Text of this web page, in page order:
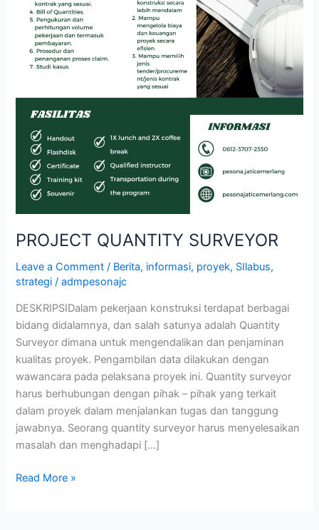
PROJECT QUANTITY SURVEYOR
Leave a Comment / Berita, informasi, proyek, SIlabus,
strategi /admpesonajc
DESKRIPSIDalam pekerjaan konstruksi terdapat berbagai
bidang didalamnya, dan salah satunya adalah Quantity
Surveyor dimana untuk mengendalikan dan penjaminan
kualitas proyek. Pengambilan data dilakukan dengan
wawancara pada pelaksana proyek ini. Quantity surveyor
harus berhubungan dengan pihak – pihak yang terkait
dalam proyek dalam menjalankan tugas dan tanggung
jawabnya. Seorang quantity surveyor harus menyelesaikan
masalah dan menghadapi […]
Read More »